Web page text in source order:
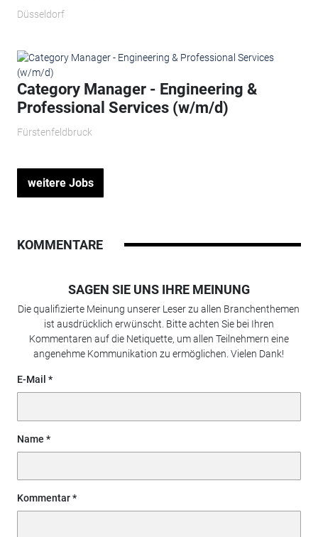
Düsseldorf
Category Manager - Engineering &
Professional Services (w/m/d)
Fürstenfeldbruck
weitere Jobs
KOMMENTARE
SAGEN SIE UNS IHRE MEINUNG
Die qualifizierte Meinung unserer Leser zu allen Branchenthemen
ist ausdrücklich erwünscht. Bitte achten Sie bei Ihren
Kommentaren auf die Netiquette, um allen Teilnehmern eine
angenehme Kommunikation zu ermöglichen. Vielen Dank!
E-Mail
Name
Kommentar